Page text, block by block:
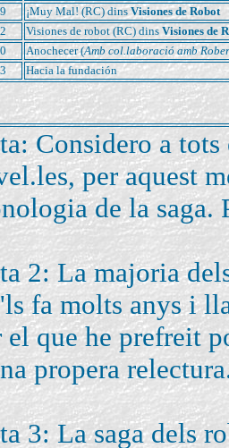
¡Muy Mal! (RC) dins Visiones de Robot
Visiones de robot (RC) dins Visiones de
Anochecer (Amb col.laboració amb
Hacia la fundación
Considero a tots
per aquest
de la saga.
2: La majoria
fa molts anys i
el que he prefreit
propera
3: La saga dels